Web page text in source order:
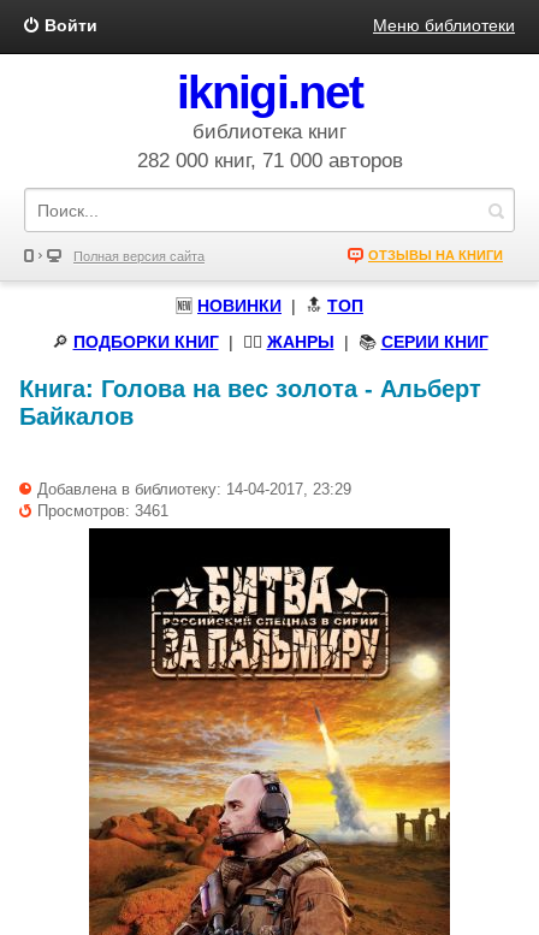
Войти Меню библиотеки
iknigi.net
библиотека книг
282 000 книг, 71 000 авторов
Полная версия сайта ОТЗЫВЫ НА КНИГИ
🆕 НОВИНКИ | 🔝 ТОП
🔎 ПОДБОРКИ КНИГ| 🧝‍♀️ ЖАНРЫ | 📚 СЕРИИ КНИГ
Книга: Голова на вес золота- Альберт
Байкалов
Добавлена в библиотеку: 14-04-2017, 23:29
Просмотров: 3461